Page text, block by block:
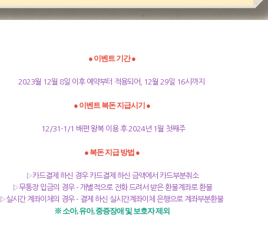
● 이벤트 기간 ●
2023월 12월 8일 이후 예약부터 적용되어, 12월 29일 16시까지
● 이벤트 복돈 지급시기 ●
12/31-1/1 배편 왕복 이용 후 2024년 1월 첫째주
● 복돈 지급 방법 ●
▷카드결제 하신 경우 카드결제 하신 금액에서 카드부분취소
▷무통장 입금의 경우 - 개별적으로 전화 드려서 받은 환불계좌로 환불
▷실시간 계좌이체의 경우 - 결제 하신 실시간계좌이체 은행으로 계좌부분환불
※ 소아, 유아, 중증장애 및 보호자 제외